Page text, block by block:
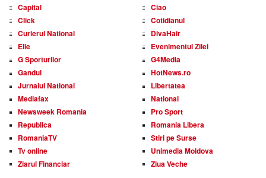
Capital
Ciao
Click
Cotidianul
Curierul National
DivaHair
Elle
Evenimentul Zilei
G Sporturilor
G4Media
Gandul
HotNews.ro
Jurnalul National
Libertatea
Mediafax
National
Newsweek Romania
Pro Sport
Republica
Romania Libera
RomaniaTV
Stiri pe Surse
Tv online
Unimedia Moldova
Ziarul Financiar
Ziua Veche